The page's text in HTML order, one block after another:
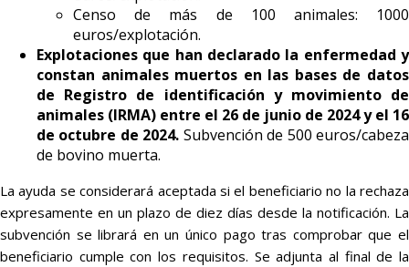
Censo de más de 100 animales: 1000
euros/explotación.
Explotaciones que han declarado la enfermedad y
constan animales muertos en las bases de datos
de Registro de identificación y movimiento de
animales (IRMA) entre el 26 de junio de 2024 y el 16
de octubre de 2024. Subvención de 500 euros/cabeza
de bovino muerta.
La ayuda se considerará aceptada si el beneficiario no la rechaza
expresamente en un plazo de diez días desde la notificación. La
subvención se librará en un único pago tras comprobar que el
beneficiario cumple con los requisitos. Se adjunta al final de la